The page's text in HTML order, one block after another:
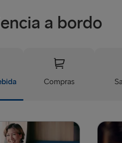
a bordo
Compras